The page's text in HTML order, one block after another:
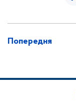
Попередня